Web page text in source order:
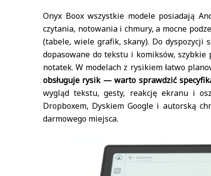
Onyx Boox wszystkie modele posiadają
czytania, notowania i chmury, a mocne
(tabele, wiele grafik, skany). Do dyspozycji
dopasowane do tekstu i komiksów,
notatek. W modelach z rysikiem łatwo
obsługuje rysik — warto sprawdzić
wygląd tekstu, gesty, reakcję ekranu i
Dropboxem, Dyskiem Google i autorską
darmowego miejsca.